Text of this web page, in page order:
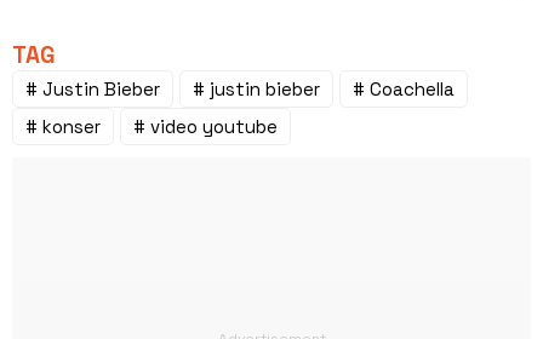
TAG
# Justin Bieber # justin bieber
# Coachella
# konser
# video youtube